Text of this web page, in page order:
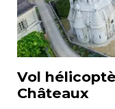
Vol
Châteaux